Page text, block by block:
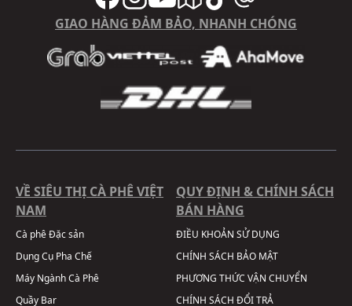
GIAO HÀNG ĐẢM BẢO, NHANH CHÓNG
VỀ SIÊU THỊ CÀ PHÊ VIỆT
NAM
Cà phê Đặc sản
Dụng Cụ Pha Chế
Máy Ngành Cà Phê
Quầy Bar
QUY ĐỊNH & CHÍNH SÁCH
BÁN HÀNG
ĐIỀU KHOẢN SỬ DỤNG
CHÍNH SÁCH BẢO MẬT
PHƯƠNG THỨC VẬN CHUYỂN
CHÍNH SÁCH ĐỔI TRẢ